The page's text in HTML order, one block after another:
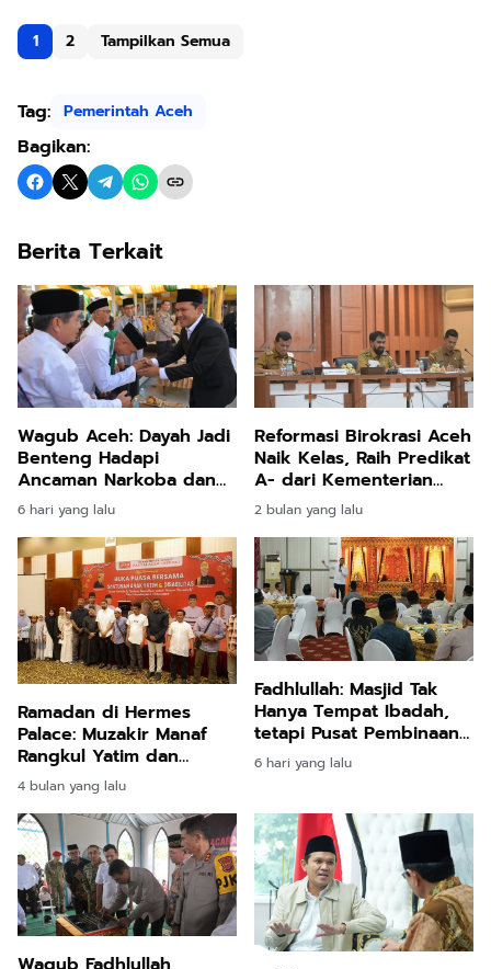
1 2 Tampilkan Semua
Tag: Pemerintah Aceh
Bagikan:
Berita Terkait
Wagub Aceh: Dayah Jadi
Benteng Hadapi
Ancaman Narkoba dan
Judi Online
6 hari yang lalu
Reformasi Birokrasi Aceh
Naik Kelas, Raih Predikat
A- dari Kementerian
PANRB
2 bulan yang lalu
Ramadan di Hermes
Palace: Muzakir Manaf
Rangkul Yatim dan
Difabel, Teguhkan
Semangat Kebersamaan
Aceh
4 bulan yang lalu
Fadhlullah: Masjid Tak
Hanya Tempat Ibadah,
tetapi Pusat Pembinaan
Umat
6 hari yang lalu